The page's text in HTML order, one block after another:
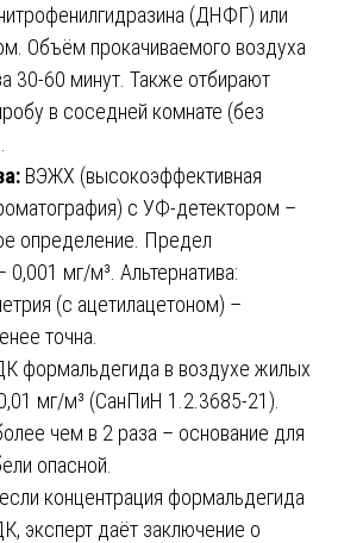
(ДНФГ) или
Объём прокачиваемого воздуха
30-60 минут. Также отбирают
в соседней комнате (без
ВЭЖХ (высокоэффективная
с УФ-детектором –
определение. Предел
0,001 мг/м³. Альтернатива:
(с ацетилацетоном) –
точна.
формальдегида в воздухе жилых
мг/м³ (СанПиН 1.2.3685-21).
чем в 2 раза – основание для
опасной.
если концентрация формальдегида
эксперт даёт заключение о